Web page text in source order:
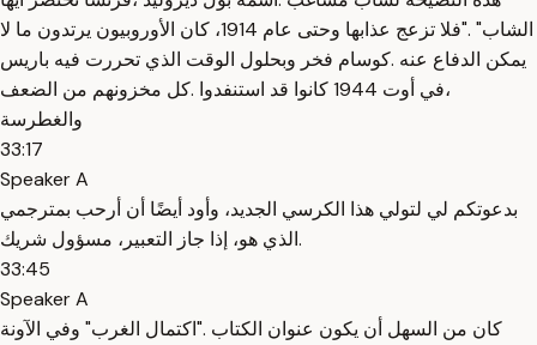
الشاب" ."فلا تزعج عذابها وحتى عام 1914، كان الأوروبيون يرتدون ما لا
يمكن الدفاع عنه .كوسام فخر وبحلول الوقت الذي تحررت فيه باريس
،في أوت 1944 كانوا قد استنفدوا .كل مخزونهم من الضعف
والغطرسة
33:17
Speaker A
بدعوتكم لي لتولي هذا الكرسي الجديد، وأود أيضًا أن أرحب بمترجمي
الذي هو، إذا جاز التعبير، مسؤول شريك.
33:45
Speaker A
كان من السهل أن يكون عنوان الكتاب ."اكتمال الغرب" وفي الآونة